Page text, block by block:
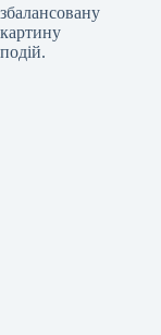
збалансовану
картину
подій.